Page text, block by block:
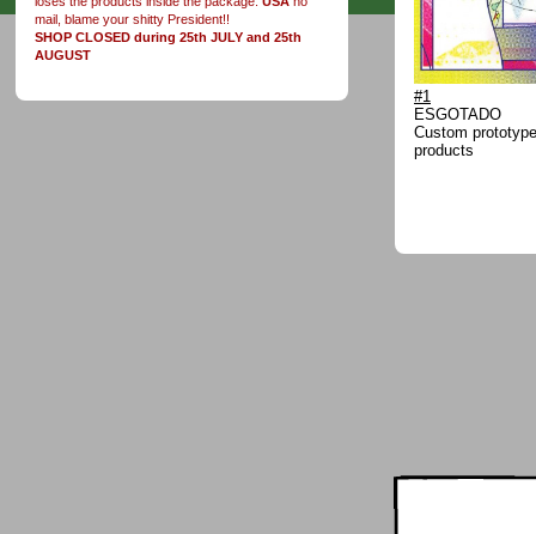
mail, blame your shitty President!!
SHOP CLOSED during 25th JULY and 25th
AUGUST
#1
ESGOTADO
Custom
products